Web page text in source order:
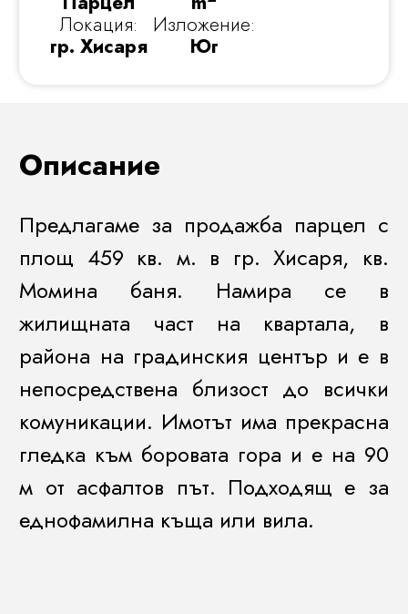
Локация:
гр. Хисаря
Изложение:
Юг
Описание
Предлагаме за продажба парцел с
площ 459 кв. м. в гр. Хисаря, кв.
Момина баня. Намира се в
жилищната част на квартала, в
района на градинския център и е в
непосредствена близост до всички
комуникации. Имотът има прекрасна
гледка към боровата гора и е на 90
м от асфалтов път. Подходящ е за
еднофамилна къща или вила.